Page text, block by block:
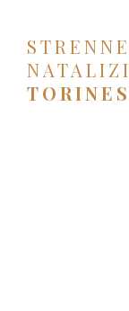
STRENNE